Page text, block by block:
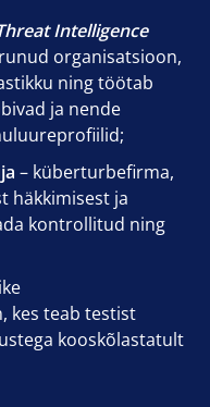
Intelligence
organisatsioon,
ning töötab
ja nende
– küberturbefirma,
häkkimisest ja
kontrollitud ning
kes teab testist
kooskõlastatult